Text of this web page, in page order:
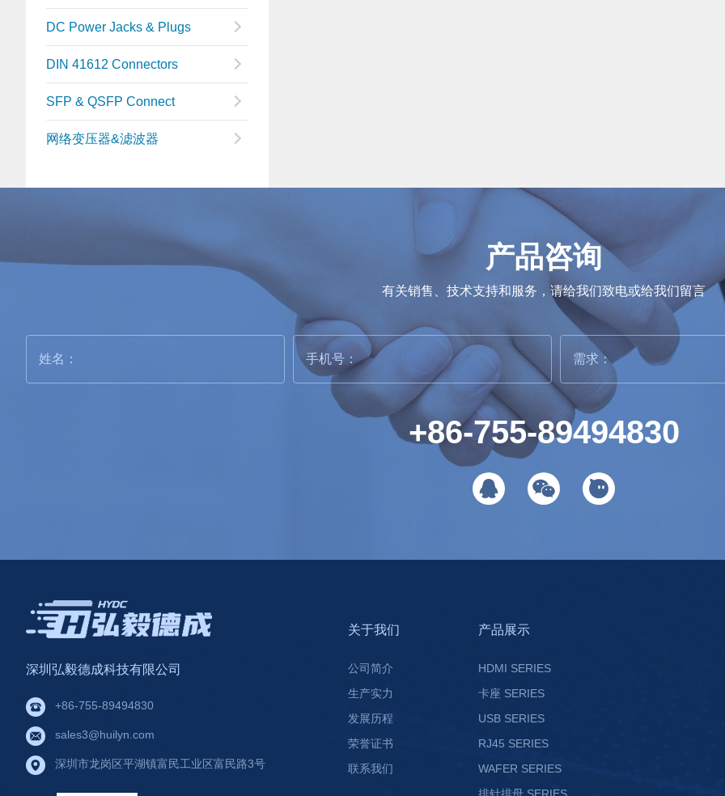
DC Power Jacks & Plugs
DIN 41612 Connectors
SFP & QSFP Connect
网络变压器&滤波器
产品咨询
有关销售、技术支持和服务，请给我们致电或给我们留言
+86-755-89494830
深圳弘毅德成科技有限公司
+86-755-89494830
sales3@huilyn.com
深圳市龙岗区平湖镇富民工业区富民路3号
关于我们
公司简介
生产实力
发展历程
荣誉证书
联系我们
产品展示
HDMI SERIES
卡座 SERIES
USB SERIES
RJ45 SERIES
WAFER SERIES